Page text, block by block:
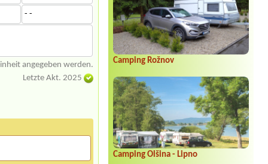
Camping Rožnov
Camping Olšina - Lipno
- -
angegeben werden.
Letzte Akt. 2025